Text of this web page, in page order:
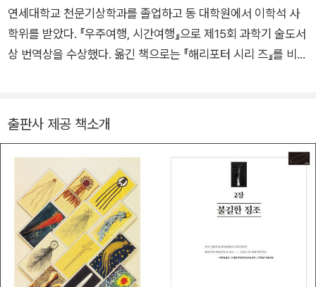
대한 공로로 미국 각지의 대학으로부터 명예 학위를 스물두 차례
받았다. 그의 저서 『코스모스(Cosmos)』는 지금까지 영어로 출
판된 과학책 중 가장 많이 판매되었고 30여 권의 저서 중 『에덴
외에도 『우주의 지적 생명(Intelligent Life in the Universe)』(1
966년), 『우주적 연관성(The Cosmic Connection)』(1973
년), 『화성과 인간의 마음(Mars and the Mind of Man)』(1973
년) 『브로카의 뇌 (Broca's Brain)』(1974년), 『다른 세계들(Oth
er Worlds)』』(1975), 『창백한 푸른 점(Pale blue dot)』(1994
년), 『악령이 출몰하는 세상(The Demon haunted world)』(19
95년), 『에필로그(Billions & Billions)』(1997년) 등을 썼다. 평생
동안 우주에 대한 꿈과 희망을 일구었던 그는 1996년 12월 20일
ssey)」의 대표 제작자, 감독, 공동 저술가로 2014년 피보디 상,
미국 제작자 조합상, 에미 상을 받았다. 에미 상 13개 부문에 오른
「코스모스: 스페이스 타임 오디세이」는 전 세계 181개국에서 상
이 다큐멘터리의 동명 원작을 책으로 펴냈다. 소행성 세이건(27
09)과 드루얀(4970)은 결혼 반지 같은 궤도로 영원히 함께 태양
을 돌고 있다. 『악령이 출몰하는 세상』에서는 20, 21, 24, 25장
을 함께 썼다.
연세대학교 천문기상학과를 졸업하고 동 대학원에서 이학석 사
학위를 받았다. 『우주여행, 시간여행』으로 제15회 과학기 술도서
상 번역상을 수상했다. 옮긴 책으로는 『해리포터 시리 즈』를 비롯
출판사 제공 책소개